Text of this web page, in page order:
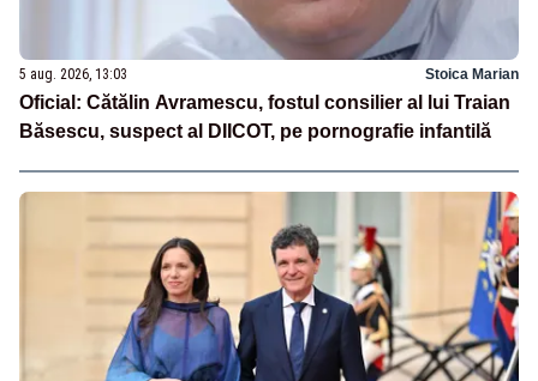
5 aug. 2026, 13:03 Stoica Marian
Oficial: Cătălin Avramescu, fostul consilier al lui Traian
Băsescu, suspect al DIICOT, pe pornografie infantilă